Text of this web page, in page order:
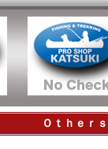
Ｏｔｈｅｒ